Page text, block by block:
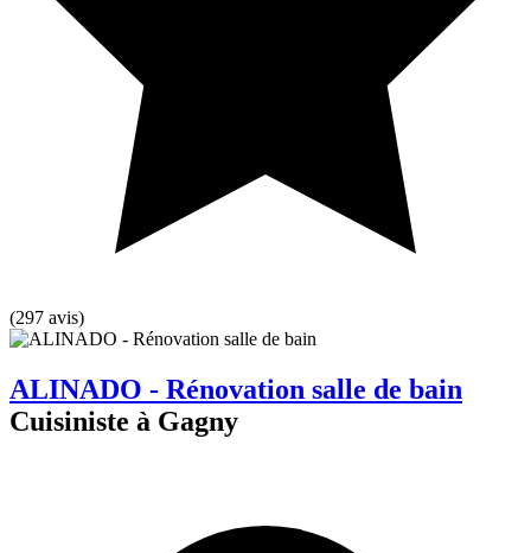
(297 avis)
ALINADO - Rénovation salle de bain
Cuisiniste à Gagny